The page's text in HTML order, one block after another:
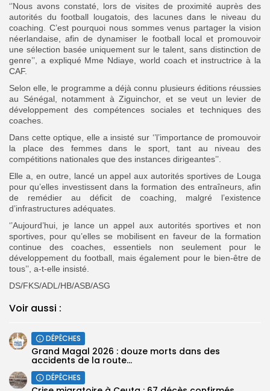
‘’Nous avons constaté, lors de visites de proximité auprès des
autorités du football lougatois, des lacunes dans le niveau du
coaching. C’est pourquoi nous sommes venus partager la vision
néerlandaise, afin de dynamiser le football local et promouvoir
une sélection basée uniquement sur le talent, sans distinction de
genre’’, a expliqué Mme Ndiaye, world coach et instructrice à la
CAF.
Selon elle, le programme a déjà connu plusieurs éditions réussies
au Sénégal, notamment à Ziguinchor, et se veut un levier de
développement des compétences sociales et techniques des
coaches.
Dans cette optique, elle a insisté sur ‘’l’importance de promouvoir
la place des femmes dans le sport, tant au niveau des
compétitions nationales que des instances dirigeantes’’.
Elle a, en outre, lancé un appel aux autorités sportives de Louga
pour qu’elles investissent dans la formation des entraîneurs, afin
de remédier au déficit de coaching, malgré l’existence
d’infrastructures adéquates.
‘’Aujourd’hui, je lance un appel aux autorités sportives et non
sportives, pour qu’elles se mobilisent en faveur de la formation
continue des coaches, essentiels non seulement pour le
développement du football, mais également pour le bien-être de
tous’’, a-t-elle insisté.
DS/FKS/ADL/HB/ASB/ASG
Voir aussi :
DÉPÊCHES
Grand Magal 2026 : douze morts dans des
accidents de la route...
DÉPÊCHES